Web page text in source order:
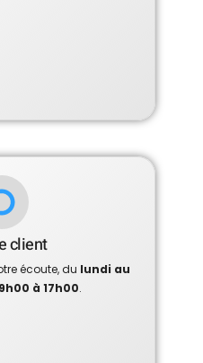
client
écoute, du lundi au
9h00 à 17h00.